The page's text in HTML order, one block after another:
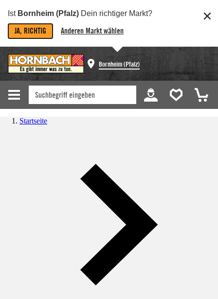
Ist Bornheim (Pfalz) Dein richtiger Markt?
JA, RICHTIG Anderen Markt wählen
Bornheim (Pfalz)
Startseite